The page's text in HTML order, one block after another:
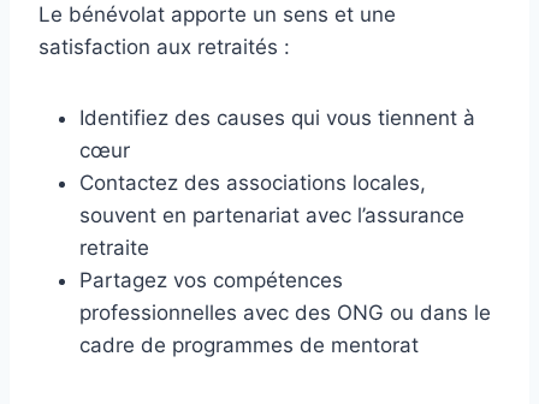
Le bénévolat apporte un sens et une
satisfaction aux retraités :
Identifiez des causes qui vous tiennent à
cœur
Contactez des associations locales,
souvent en partenariat avec l’assurance
retraite
Partagez vos compétences
professionnelles avec des ONG ou dans le
cadre de programmes de mentorat